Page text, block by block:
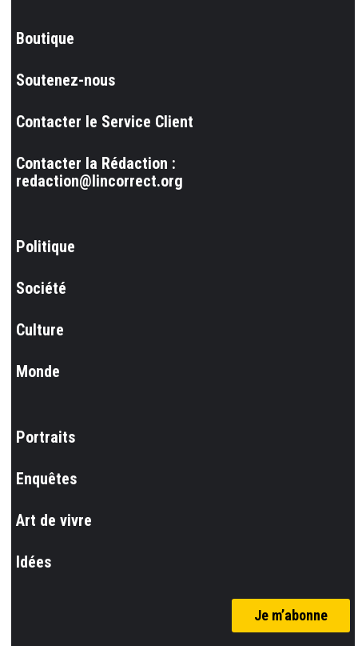
Boutique
Soutenez-nous
Contacter le Service Client
Contacter la Rédaction :
redaction@lincorrect.org
Politique
Société
Culture
Monde
Portraits
Enquêtes
Art de vivre
Idées
Je m’abonne